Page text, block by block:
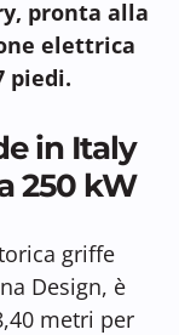
pronta alla
elettrica
piedi.
in Italy
250 kW
griffe
Design, è
metri per